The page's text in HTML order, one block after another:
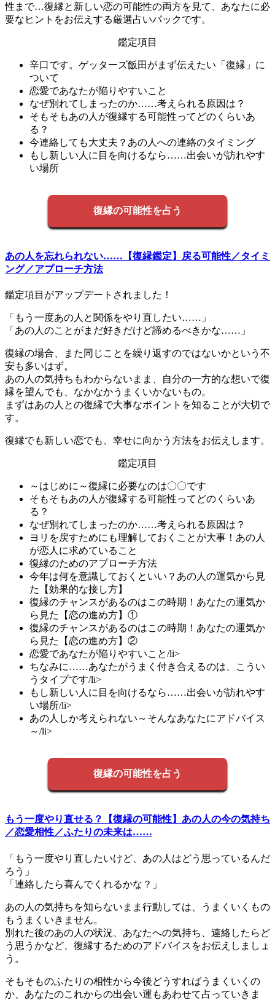
性まで…復縁と新しい恋の可能性の両方を見て、あなたに必
要なヒントをお伝えする厳選占いパックです。
鑑定項目
辛口です。ゲッターズ飯田がまず伝えたい「復縁」に
ついて
恋愛であなたが陥りやすいこと
なぜ別れてしまったのか……考えられる原因は？
そもそもあの人が復縁する可能性ってどのくらいあ
る？
今連絡しても大丈夫？あの人への連絡のタイミング
もし新しい人に目を向けるなら……出会いが訪れやす
い場所
復縁の可能性を占う
あの人を忘れられない……【復縁鑑定】戻る可能性／タイミ
ング／アプローチ方法
鑑定項目がアップデートされました！
「もう一度あの人と関係をやり直したい……」
「あの人のことがまだ好きだけど諦めるべきかな……」
復縁の場合、また同じことを繰り返すのではないかという不
安も多いはず。
あの人の気持ちもわからないまま、自分の一方的な想いで復
縁を望んでも、なかなかうまくいかないもの。
まずはあの人との復縁で大事なポイントを知ることが大切で
す。
復縁でも新しい恋でも、幸せに向かう方法をお伝えします。
鑑定項目
～はじめに～復縁に必要なのは〇〇です
そもそもあの人が復縁する可能性ってどのくらいあ
る？
なぜ別れてしまったのか……考えられる原因は？
ヨリを戻すためにも理解しておくことが大事！あの人
が恋人に求めていること
復縁のためのアプローチ方法
今年は何を意識しておくといい？あの人の運気から見
た【効果的な接し方】
復縁のチャンスがあるのはこの時期！あなたの運気か
ら見た【恋の進め方】①
復縁のチャンスがあるのはこの時期！あなたの運気か
ら見た【恋の進め方】②
恋愛であなたが陥りやすいこと/li>
ちなみに……あなたがうまく付き合えるのは、こうい
うタイプです/li>
もし新しい人に目を向けるなら……出会いが訪れやす
い場所/li>
あの人しか考えられない～そんなあなたにアドバイス
～/li>
復縁の可能性を占う
もう一度やり直せる？【復縁の可能性】あの人の今の気持ち
／恋愛相性／ふたりの未来は……
「もう一度やり直したいけど、あの人はどう思っているんだ
ろう」
「連絡したら喜んでくれるかな？」
あの人の気持ちを知らないまま行動しては、うまくいくもの
もうまくいきません。
別れた後のあの人の状況、あなたへの気持ち、連絡したらど
う思うかなど、復縁するためのアドバイスをお伝えしましょ
う。
そもそものふたりの相性から今後どうすればうまくいくの
か、あなたのこれからの出会い運もあわせて占っていきま